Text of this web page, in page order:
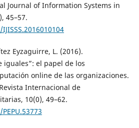
Journal of Information Systems in
45–57.
Eyzaguirre, L. (2016).
iguales”: el papel de los
online de las organizaciones.
Internacional de
10(0), 49–62.